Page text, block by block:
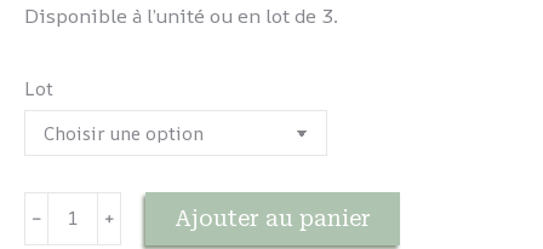
Disponible à l’unité ou en lot de 3.
Lot
quantité
﹣ ﹢ Ajouter au panier